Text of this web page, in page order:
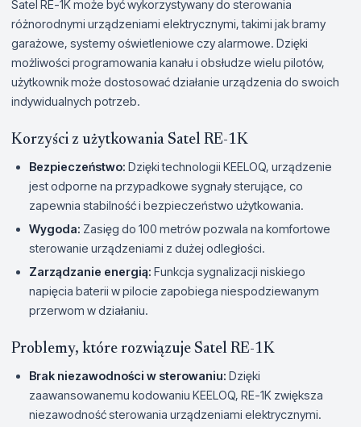
Satel RE-1K może być wykorzystywany do sterowania
różnorodnymi urządzeniami elektrycznymi, takimi jak bramy
garażowe, systemy oświetleniowe czy alarmowe. Dzięki
możliwości programowania kanału i obsłudze wielu pilotów,
użytkownik może dostosować działanie urządzenia do swoich
indywidualnych potrzeb.
Korzyści z użytkowania Satel RE-1K
Bezpieczeństwo: Dzięki technologii KEELOQ, urządzenie
jest odporne na przypadkowe sygnały sterujące, co
zapewnia stabilność i bezpieczeństwo użytkowania.
Wygoda: Zasięg do 100 metrów pozwala na komfortowe
sterowanie urządzeniami z dużej odległości.
Zarządzanie energią: Funkcja sygnalizacji niskiego
napięcia baterii w pilocie zapobiega niespodziewanym
przerwom w działaniu.
Problemy, które rozwiązuje Satel RE-1K
Brak niezawodności w sterowaniu: Dzięki
zaawansowanemu kodowaniu KEELOQ, RE-1K zwiększa
niezawodność sterowania urządzeniami elektrycznymi.